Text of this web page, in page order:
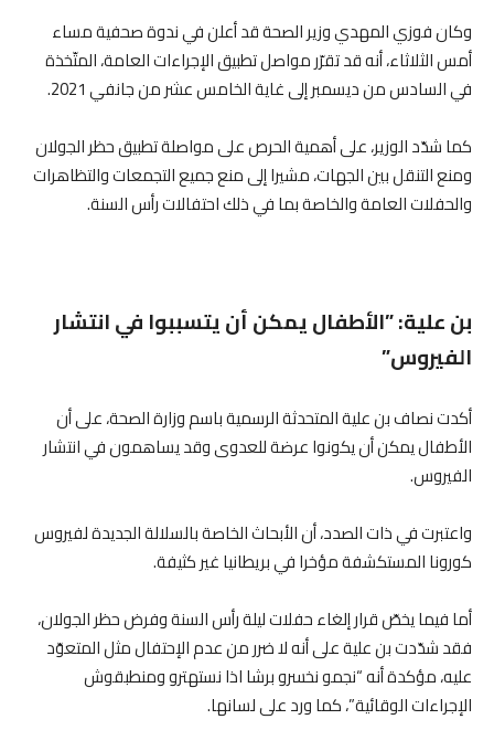
وكان فوزي المهدي وزير الصحة قد أعلن في ندوة صحفية مساء
أمس الثلاثاء، أنه قد تقرّر مواصل تطبيق الإجراءات العامة، المتّخذة
في السادس من ديسمبر إلى غاية الخامس عشر من جانفي 2021.
كما شدّد الوزير، على أهمية الحرص على مواصلة تطبيق حظر الجولان
ومنع التنقل بين الجهات، مشيرا إلى منع جميع التجمعات والتظاهرات
والحفلات العامة والخاصة بما في ذلك احتفالات رأس السنة.
بن علية: ”الأطفال يمكن أن يتسببوا في انتشار
الفيروس”
أكدت نصاف بن علية المتحدثة الرسمية باسم وزارة الصحة، على أن
الأطفال يمكن أن يكونوا عرضة للعدوى وقد يساهمون في انتشار
الفيروس.
واعتبرت في ذات الصدد، أن الأبحاث الخاصة بالسلالة الجديدة لفيروس
كورونا المستكشفة مؤخرا في بريطانيا غير كثيفة.
أما فيما يخصّ قرار إلغاء حفلات ليلة رأس السنة وفرض حظر الجولان،
فقد شدّدت بن علية على أنه لا ضرر من عدم الإحتفال مثل المتعوّد
عليه، مؤكدة أنه “نجمو نخسرو برشا اذا نستهترو ومنطبقوش
الإجراءات الوقائية”، كما ورد على لسانها.